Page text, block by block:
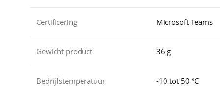
Certificering Microsoft Teams
Gewicht product 36 g
Bedrijfstemperatuur -10 tot 50 °C